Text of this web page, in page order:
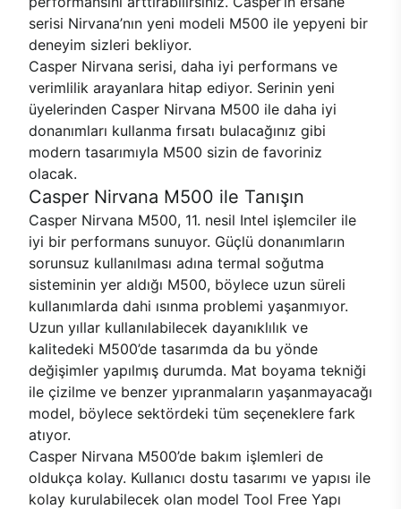
serisi Nirvana’nın yeni modeli M500 ile yepyeni bir
deneyim sizleri bekliyor.
Casper Nirvana serisi, daha iyi performans ve
verimlilik arayanlara hitap ediyor. Serinin yeni
üyelerinden Casper Nirvana M500 ile daha iyi
donanımları kullanma fırsatı bulacağınız gibi
modern tasarımıyla M500 sizin de favoriniz
olacak.
Casper Nirvana M500 ile Tanışın
Casper Nirvana M500, 11. nesil Intel işlemciler ile
iyi bir performans sunuyor. Güçlü donanımların
sorunsuz kullanılması adına termal soğutma
sisteminin yer aldığı M500, böylece uzun süreli
kullanımlarda dahi ısınma problemi yaşanmıyor.
Uzun yıllar kullanılabilecek dayanıklılık ve
kalitedeki M500’de tasarımda da bu yönde
değişimler yapılmış durumda. Mat boyama tekniği
ile çizilme ve benzer yıpranmaların yaşanmayacağı
model, böylece sektördeki tüm seçeneklere fark
atıyor.
Casper Nirvana M500’de bakım işlemleri de
oldukça kolay. Kullanıcı dostu tasarımı ve yapısı ile
kolay kurulabilecek olan model Tool Free Yapı